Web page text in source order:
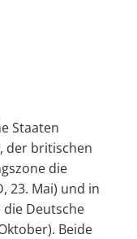
Staaten
der britischen
die
23. Mai) und in
Deutsche
Beide